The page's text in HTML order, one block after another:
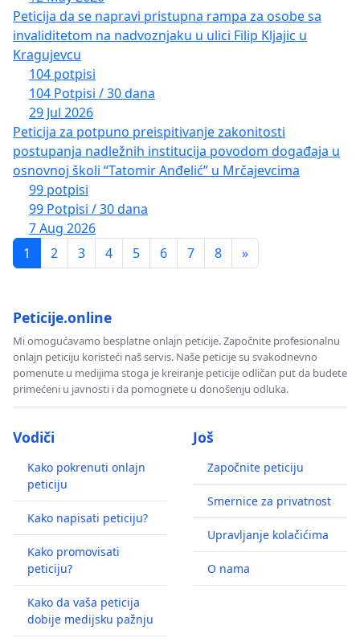
Peticija da se napravi pristupna rampa za osobe sa
invaliditetom na nadvoznjaku u ulici Filip Kljajic u
Kragujevcu
104 potpisi
104 Potpisi / 30 dana
29 Jul 2026
Peticija za potpuno preispitivanje zakonitosti
postupanja nadležnih institucija povodom događaja u
osnovnoj školi “Tatomir Anđelić” u Mrčajevcima
99 potpisi
99 Potpisi / 30 dana
7 Aug 2026
1
2 3 4 5 6 7 8 »
Peticije.online
Mi omogućavamo besplatne onlajn peticije. Započnite profesionalnu
onlajn peticiju koristeći naš servis. Naše peticije su svakodnevno
pomenute u medijima stoga je kreiranje peticije odličan put da budete
primećeni u javnosti i da pomognete u donošenju odluka.
Vodiči
Kako pokrenuti onlajn
peticiju
Kako napisati peticiju?
Kako promovisati
peticiju?
Kako da vaša peticija
dobije medijsku pažnju
Još
Započnite peticiju
Smernice za privatnost
Upravljanje kolačićima
O nama